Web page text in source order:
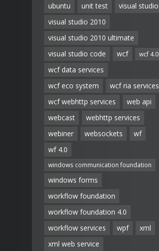
ubuntu
unit test
visual studio
visual studio 2010
visual studio 2010 ultimate
visual studio code
wcf wcf 4.0
wcf data services
wcf eco system
wcf ria services
wcf webhttp services
web api
webcast
webhttp services
webiner
websockets
wf
wf 4.0
windows communication foundation
windows forms
workflow foundation
workflow foundation 4.0
workflow services
wpf
xml
xml web service